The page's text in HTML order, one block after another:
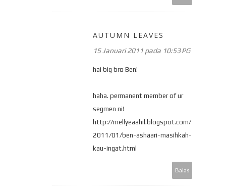
AUTUMN LEAVES
15 Januari 2011 pada 10:53 PG
hai big bro Ben!
haha. permanent member of ur
segmen ni!
http://mellyeaahil.blogspot.com/
2011/01/ben-ashaari-masihkah-
kau-ingat.html
Balas